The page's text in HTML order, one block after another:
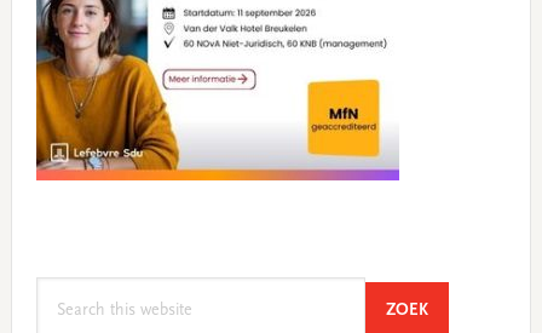
ZOEKSEARCH